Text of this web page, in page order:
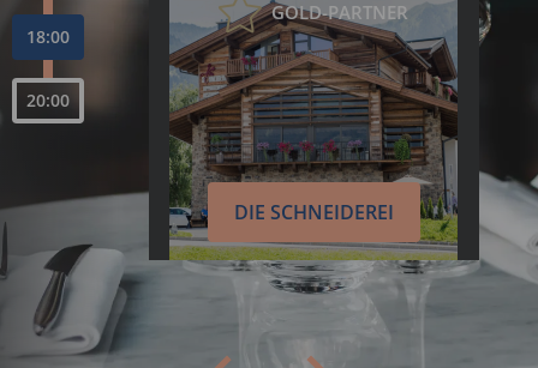
GOLD-PARTNER
DIE SCHNEIDEREI
18:00
20:00